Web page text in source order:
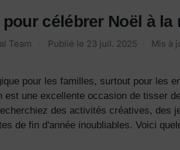
célébrer Noël à
Team Publié le 23 juil. 2025 Mis à
pour les familles, surtout pour les
est une excellente occasion de tisser
des activités créatives, des
de fin d'année inoubliables. Voici